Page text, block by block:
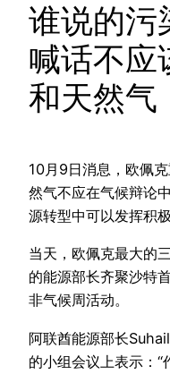
谁说的污
喊话不应
和天然气
10月9日消息，欧佩
然气不应在气候辩论
源转型中可以发挥积极
当天，欧佩克最大的
的能源部长齐聚沙特
非气候周活动。
阿联酋能源部长
的小组会议上表示：